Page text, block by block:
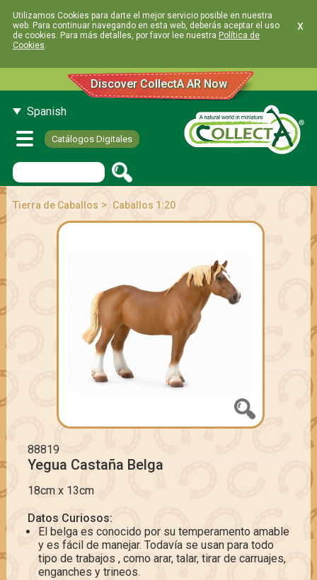
Utilizamos Cookies para darte el mejor servicio posible en nuestra
web. Para continuar navegando en esta web, deberás aceptar el uso
de cookies. Para más detalles, por favor lee nuestra Política de
Cookies.
x
Discover CollectA AR Now
Spanish
Catálogos Digitales
Tierra de Caballos > Caballos 1:20
88819
Yegua Castaña Belga
18cm x 13cm
Datos Curiosos:
El belga es conocido por su temperamento amable
y es fácil de manejar. Todavía se usan para todo
tipo de trabajos , como arar, talar, tirar de carruajes,
enganches y trineos.